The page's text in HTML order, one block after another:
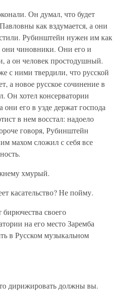
Он думал, что будет
как вздумается, а они
Рубинштейн нужен им как
чиновники. Они его и
а он человек простодушный.
с ними твердили, что русской
а новое русское сочинение в
Он хотел консерватории
они его в узде держат господа
в нем восстал: надоело
говоря, Рубинштейн
махом сложил с себя все
хмурый.
касательство? Не пойму.
своего
на его место Заремба
в Русском музыкальном
дирижировать должны вы.